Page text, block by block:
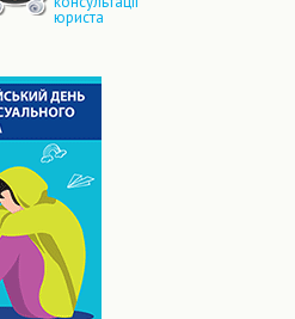
юриста